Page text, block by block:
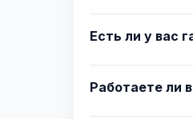
Есть ли у вас
Работаете ли